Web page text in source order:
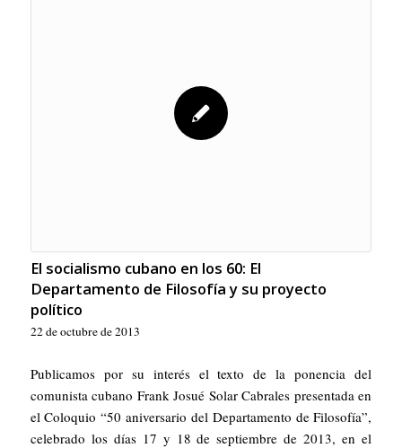
El socialismo cubano en los 60: El
Departamento de Filosofía y su proyecto
político
22 de octubre de 2013
Publicamos por su interés el texto de la ponencia del
comunista cubano Frank Josué Solar Cabrales presentada en
el Coloquio “50 aniversario del Departamento de Filosofía”,
celebrado los días 17 y 18 de septiembre de 2013, en el